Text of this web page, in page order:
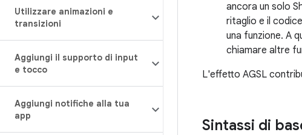
Utilizzare animazioni e
transizioni
Aggiungi il supporto di input
e tocco
Aggiungi notifiche alla tua
app
ancora un solo
ritaglio e il
una funzione. A
chiamare altre
L'effetto AGSL
Sintassi di